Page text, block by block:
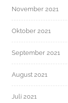
November 2021
Oktober 2021
September 2021
August 2021
Juli 2021